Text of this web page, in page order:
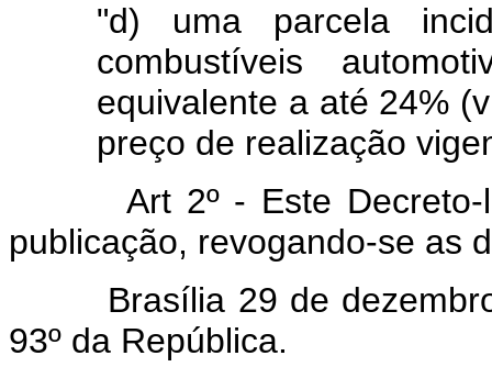
"d) uma parcela
combustíveis
equivalente a até 24%
preço de realização
Art 2º - Este Decreto-lei
publicação, revogando-se as
Brasília 29 de dezembro
93º da República.